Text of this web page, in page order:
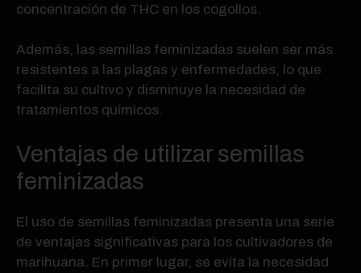
concentración de THC en los cogollos.
Además, las semillas feminizadas suelen ser más
resistentes a las plagas y enfermedades, lo que
facilita su cultivo y disminuye la necesidad de
tratamientos químicos.
Ventajas de utilizar semillas
feminizadas
El uso de semillas feminizadas presenta una serie
de ventajas significativas para los cultivadores de
marihuana. En primer lugar, se evita la necesidad